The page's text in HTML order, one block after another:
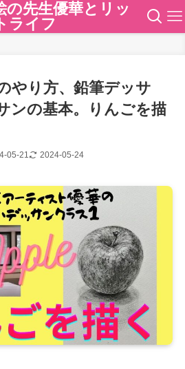
の先生優華とリッ
ライフ
やり方、鉛筆デッサ
ンの基本。りんごを描
05-21 2024-05-24